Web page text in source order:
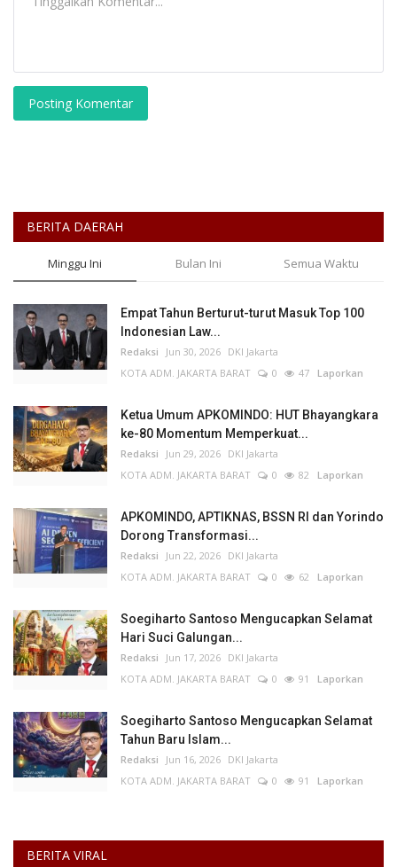
Posting Komentar
BERITA DAERAH
Minggu Ini Bulan Ini Semua Waktu
Empat Tahun Berturut-turut Masuk Top 100
Indonesian Law...
Redaksi Jun 30, 2026 DKI Jakarta
KOTA ADM. JAKARTA BARAT
0 47 Laporkan
Ketua Umum APKOMINDO: HUT Bhayangkara
ke-80 Momentum Memperkuat...
Redaksi Jun 29, 2026 DKI Jakarta
KOTA ADM. JAKARTA BARAT
0 82 Laporkan
APKOMINDO, APTIKNAS, BSSN RI dan Yorindo
Dorong Transformasi...
Redaksi Jun 22, 2026 DKI Jakarta
KOTA ADM. JAKARTA BARAT
0 62 Laporkan
Soegiharto Santoso Mengucapkan Selamat
Hari Suci Galungan...
Redaksi Jun 17, 2026 DKI Jakarta
KOTA ADM. JAKARTA BARAT
0 91 Laporkan
Soegiharto Santoso Mengucapkan Selamat
Tahun Baru Islam...
Redaksi Jun 16, 2026 DKI Jakarta
KOTA ADM. JAKARTA BARAT
0 91 Laporkan
BERITA VIRAL